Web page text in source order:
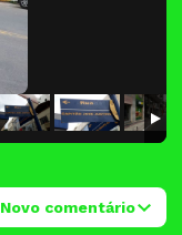
Novo comentário